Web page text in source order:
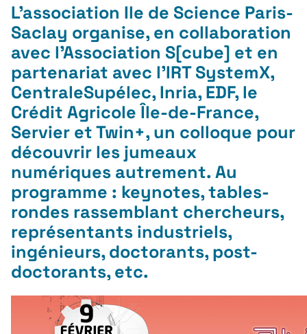
L’association Ile de Science Paris-
Saclay organise, en collaboration
avec l’Association S[cube] et en
partenariat avec l’IRT SystemX,
CentraleSupélec, Inria, EDF, le
Crédit Agricole Île-de-France,
Servier et Twin+, un colloque pour
découvrir les jumeaux
numériques autrement. Au
programme : keynotes, tables-
rondes rassemblant chercheurs,
représentants industriels,
ingénieurs, doctorants, post-
doctorants, etc.